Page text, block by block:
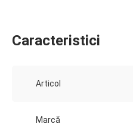
Caracteristici
Articol
Marcă